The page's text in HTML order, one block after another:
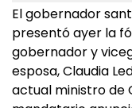
El gobernador
presentó ayer la
gobernador y
esposa, Claudia
actual ministro de